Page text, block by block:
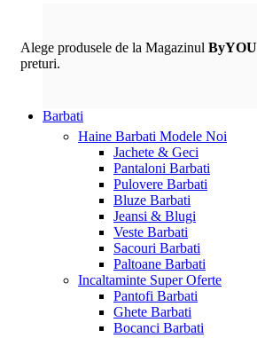
Alege produsele de la Magazinul ByYOU
preturi.
Barbati
Haine Barbati Modele Noi
Jachete & Geci
Pantaloni Barbati
Pulovere Barbati
Bluze Barbati
Jeansi & Blugi
Veste Barbati
Sacouri Barbati
Paltoane Barbati
Incaltaminte Super Oferte
Pantofi Barbati
Ghete Barbati
Bocanci Barbati